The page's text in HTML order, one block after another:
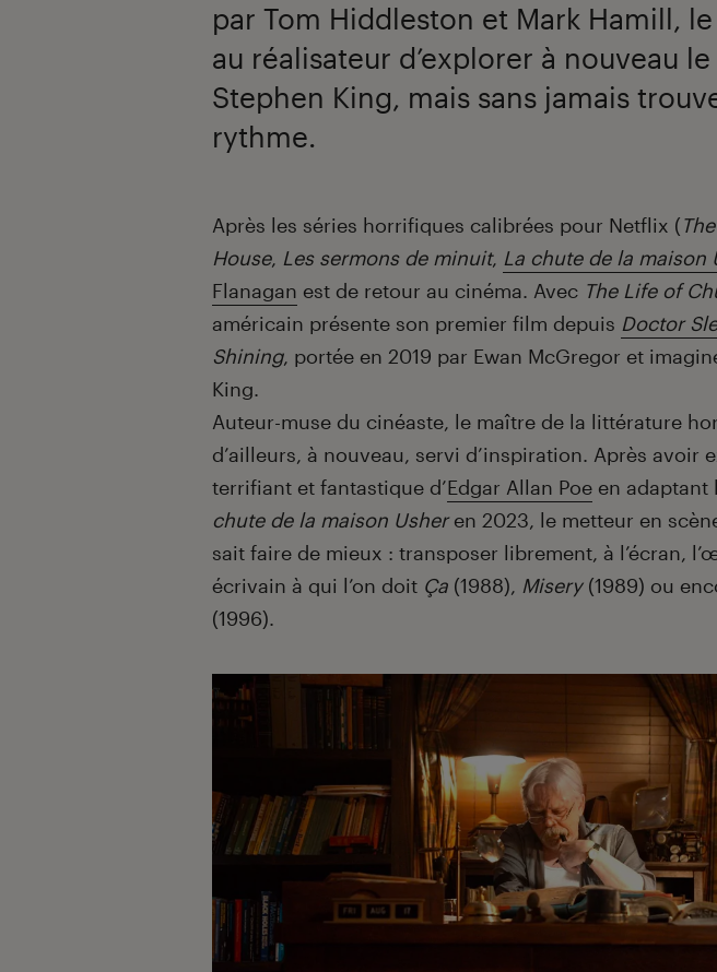
par Tom Hiddleston et Mark Hamill,
au réalisateur d’explorer à nouveau
Stephen King, mais sans jamais
rythme.
Introduction
Après les séries horrifiques calibrées pour Netflix (
House, Les sermons de minuit, La chute de la maison
Flanagan est de retour au cinéma. Avec The Life of
américain présente son premier film depuis Doctor
Shining, portée en 2019 par Ewan McGregor et
King.
Auteur-muse du cinéaste, le maître de la littérature
d’ailleurs, à nouveau, servi d’inspiration. Après avoir
terrifiant et fantastique d’Edgar Allan Poe en adaptant
chute de la maison Usheren 2023, le metteur en
sait faire de mieux : transposer librement, à l’écran,
écrivain à qui l’on doit Ça (1988), Misery (1989) ou
(1996).